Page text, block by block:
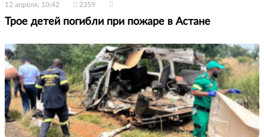
12 апреля, 10:42 2359
Трое детей погибли при пожаре в Астане